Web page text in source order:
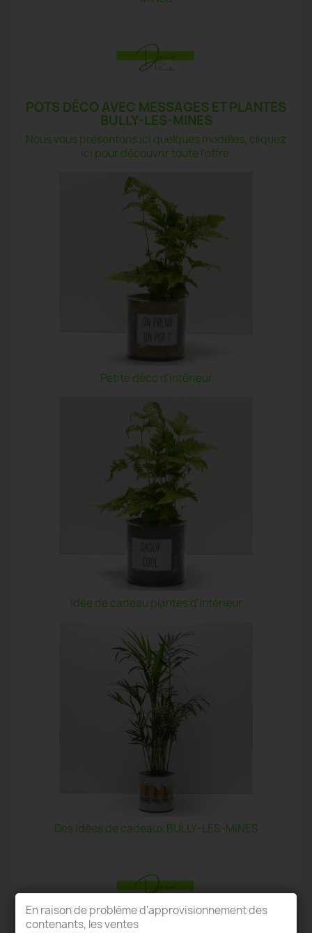
POTS DÉCO AVEC MESSAGES ET PLANTES
BULLY-LES-MINES
Nous vous présentons ici quelques modèles, cliquez
ici pour découvrir toute l'offre.
Petite déco d'intérieur
Idée de cadeau plantes d'intérieur
Des idées de cadeaux BULLY-LES-MINES
En raison de problème d'approvisionnement des
contenants, les ventes